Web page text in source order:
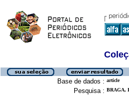
Base de dados : article
Pesquisa : BRAGA,